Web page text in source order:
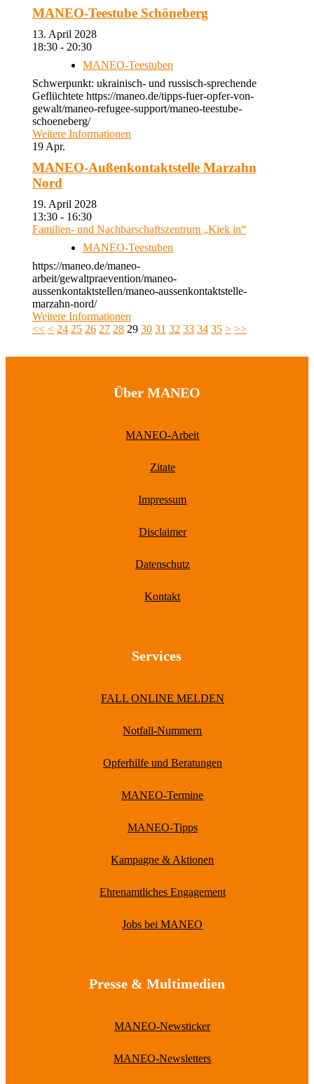
MANEO-Teestube Schöneberg
13. April 2028
18:30 - 20:30
MANEO-Teestuben
Schwerpunkt: ukrainisch- und russisch-sprechende
Geflüchtete https://maneo.de/tipps-fuer-opfer-von-
gewalt/maneo-refugee-support/maneo-teestube-
schoeneberg/
Weitere Informationen
19 Apr.
MANEO-Außenkontaktstelle Marzahn
Nord
19. April 2028
13:30 - 16:30
Familien- und Nachbarschaftszentrum „Kiek in“
MANEO-Teestuben
https://maneo.de/maneo-
arbeit/gewaltpraevention/maneo-
aussenkontaktstellen/maneo-aussenkontaktstelle-
marzahn-nord/
Weitere Informationen
<< < 24 25 26 27 28 29 30 31 32 33 34 35 > >>
Über MANEO
MANEO-Arbeit
Zitate
Impressum
Disclaimer
Datenschutz
Kontakt
Services
FALL ONLINE MELDEN
Notfall-Nummern
Opferhilfe und Beratungen
MANEO-Termine
MANEO-Tipps
Kampagne & Aktionen
Ehrenamtliches Engagement
Jobs bei MANEO
Presse & Multimedien
MANEO-Newsticker
MANEO-Newsletters